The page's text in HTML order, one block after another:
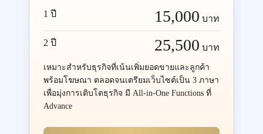
1 ปี 15,000 บาท
2 ปี 25,500 บาท
เหมาะสำหรับธุรกิจที่เน้นเพิ่มยอดขายและลูกค้า
พร้อมโฆษณา ตลอดจนเตรียมเว็บไซต์เป็น 3 ภาษา
เพื่อมุ่งการเติบโตธุรกิจ มี All-in-One Functions ที่
Advance